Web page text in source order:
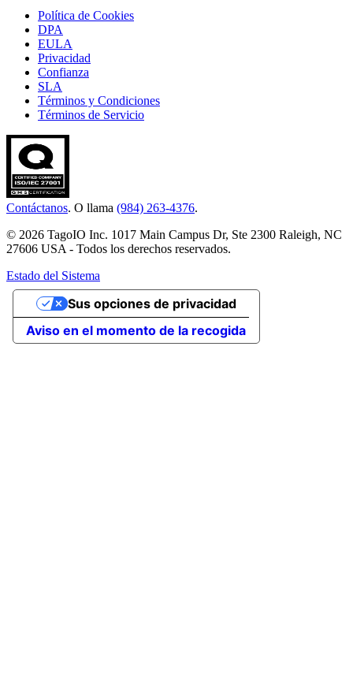
Política de Cookies
DPA
EULA
Privacidad
Confianza
SLA
Términos y Condiciones
Términos de Servicio
Contáctanos. O llama (984) 263-4376.
© 2026 TagoIO Inc. 1017 Main Campus Dr, Ste 2300 Raleigh, NC
27606 USA - Todos los derechos reservados.
Estado del Sistema
Aviso en el momento de la recogida
Sus opciones de privacidad